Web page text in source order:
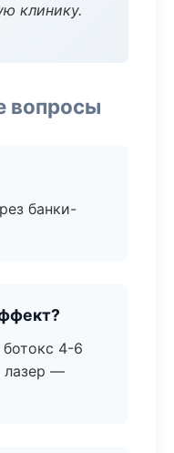
клинику.
вопросы
банки-
4-6
лазер —